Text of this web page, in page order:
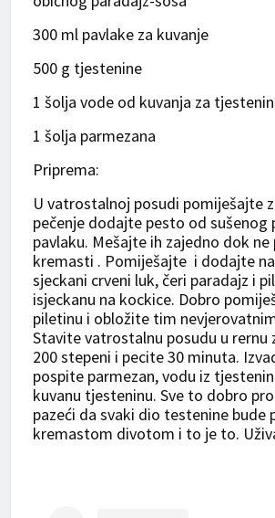
300 ml pavlake za kuvanje
500 g tjestenine
1 šolja vode od kuvanja za
1 šolja parmezana
Priprema:
U vatrostalnoj posudi pomiješajte
pečenje dodajte pesto od sušenog
pavlaku. Mešajte ih zajedno dok ne
kremasti . Pomiješajte i dodajte
sjeckani crveni luk, čeri paradajz i
isjeckanu na kockice. Dobro
piletinu i obložite tim
Stavite vatrostalnu posudu u rernu
200 stepeni i pecite 30 minuta.
pospite parmezan, vodu iz
kuvanu tjesteninu. Sve to dobro
pazeći da svaki dio testenine bude
kremastom divotom i to je to.